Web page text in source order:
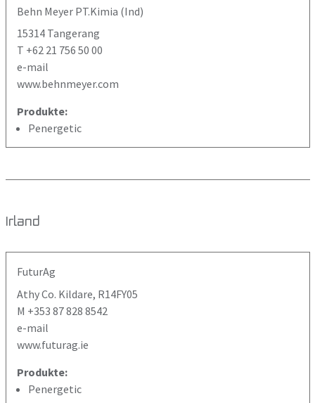
Behn Meyer PT.Kimia (Ind)
15314 Tangerang
T +62 21 756 50 00
e-mail
www.behnmeyer.com
Produkte:
Penergetic
Irland
FuturAg
Athy Co. Kildare, R14FY05
M +353 87 828 8542
e-mail
www.futurag.ie
Produkte:
Penergetic